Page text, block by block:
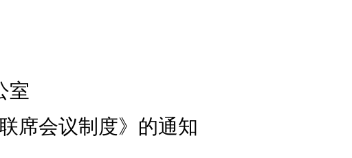
室
席会议制度》 的通知